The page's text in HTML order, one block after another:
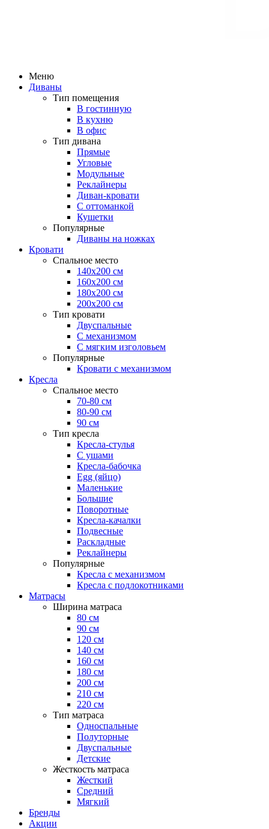
Меню
Диваны
Тип помещения
В гостинную
В кухню
В офис
Тип дивана
Прямые
Угловые
Модульные
Реклайнеры
Диван-кровати
С оттоманкой
Кушетки
Популярные
Диваны на ножках
Кровати
Спальное место
140х200 см
160х200 см
180х200 см
200х200 см
Тип кровати
Двуспальные
С механизмом
С мягким изголовьем
Популярные
Кровати с механизмом
Кресла
Спальное место
70-80 см
80-90 см
90 см
Тип кресла
Кресла-стулья
С ушами
Кресла-бабочка
Egg (яйцо)
Маленькие
Большие
Поворотные
Кресла-качалки
Подвесные
Раскладные
Реклайнеры
Популярные
Кресла с механизмом
Кресла с подлокотниками
Матрасы
Ширина матраса
80 см
90 см
120 см
140 см
160 см
180 см
200 см
210 см
220 см
Тип матраса
Односпальные
Полуторные
Двуспальные
Детские
Жесткость матраса
Жесткий
Средний
Мягкий
Бренды
Акции